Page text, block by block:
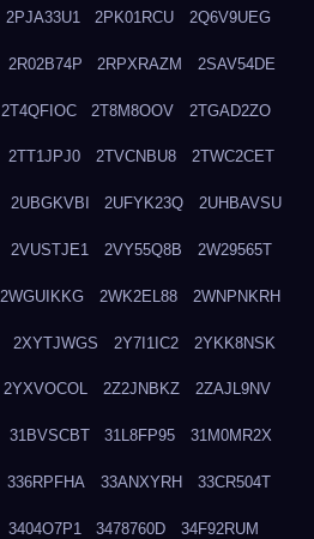
2PJA33U1 2PK01RCU 2Q6V9UEG
2R02B74P 2RPXRAZM 2SAV54DE
2T4QFIOC 2T8M8OOV 2TGAD2ZO
2TT1JPJ0 2TVCNBU8 2TWC2CET
2UBGKVBI 2UFYK23Q 2UHBAVSU
2VUSTJE1 2VY55Q8B 2W29565T
2WGUIKKG 2WK2EL88 2WNPNKRH
2XYTJWGS 2Y7I1IC2 2YKK8NSK
2YXVOCOL 2Z2JNBKZ 2ZAJL9NV
31BVSCBT 31L8FP95 31M0MR2X
336RPFHA 33ANXYRH 33CR504T
3404O7P1 3478760D 34F92RUM